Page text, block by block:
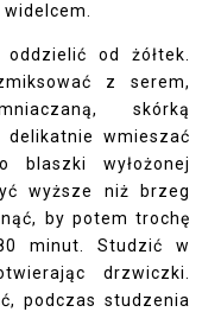
widelcem.
oddzielić od żółtek.
z serem,
skórką
delikatnie wmieszać
blaszki wyłożonej
wyższe niż brzeg
by potem trochę
minut. Studzić w
drzwiczki.
podczas studzenia